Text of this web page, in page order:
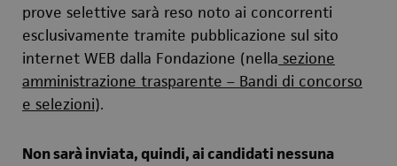
prove selettive sarà reso noto ai concorrenti
esclusivamente tramite pubblicazione sul sito
internet WEB dalla Fondazione (nella sezione
amministrazione trasparente – Bandi di concorso
e selezioni).
Non sarà inviata, quindi, ai candidati nessuna